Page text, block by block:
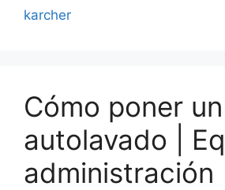
karcher
Cómo poner un
autolavado |
administración